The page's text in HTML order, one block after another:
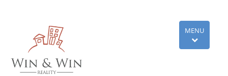
MENU